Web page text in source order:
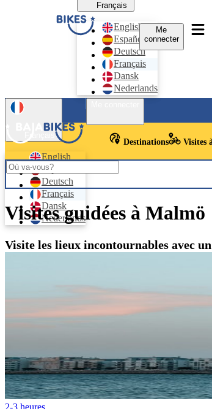
Français
English
Español
Deutsch
Français
Dansk
Nederlands
Me
connecter
Français
English
Español
Deutsch
Français
Dansk
Nederlands
Destinations Visites
Visites guidées à Malmö
Visite les lieux incontournables avec
2-3 heures